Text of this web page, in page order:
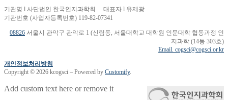
기관명 l 사단법인 한국인지과학회 대표자 l 유제광
기관번호 (사업자등록번호) 119-82-07341
08826 서울시 관악구 관악로 1 (신림동, 서울대학교 대학원 인문대학 협동과정 인
지과학 (14동 303호)
Email. cogsci@cogsci.or.kr
개인정보처리방침
Copyright © 2026 kcogsci – Powered by Customify.
Add custom text here or remove it